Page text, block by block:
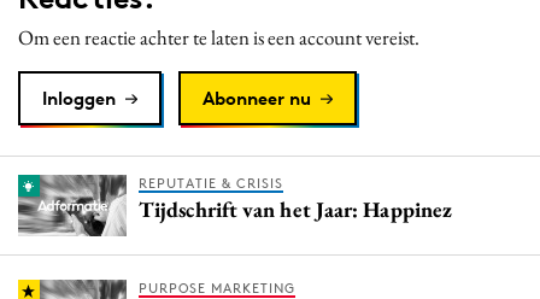
Programmatic
Reputatie & crisis
Om een reactie achter te laten is een account vereist.
Inloggen Abonneer nu
REPUTATIE & CRISIS
Tijdschrift van het Jaar: Happinez
PURPOSE MARKETING